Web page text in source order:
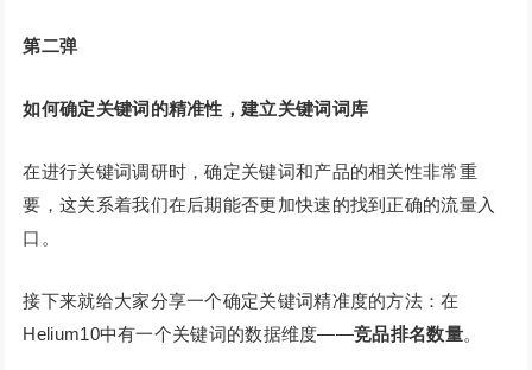
第二弹
如何确定关键词的精准性，建立关键词词库
在进行关键词调研时，确定关键词和产品的相关性非常重
要，这关系着我们在后期能否更加快速的找到正确的流量入
口。
接下来就给大家分享一个确定关键词精准度的方法：在
Helium10中有一个关键词的数据维度——竞品排名数量。